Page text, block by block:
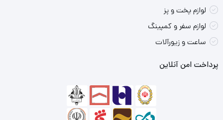
لوازم پخت و پز
لوازم سفر و کمپینگ
ساعت و زیورآلات
پرداخت امن آنلاین